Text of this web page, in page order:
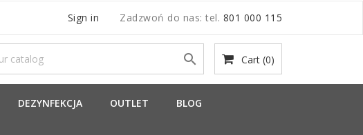
Sign in Zadzwoń do nas: tel. 801 000 115
Cart (0)

DEZYNFEKCJA OUTLET BLOG